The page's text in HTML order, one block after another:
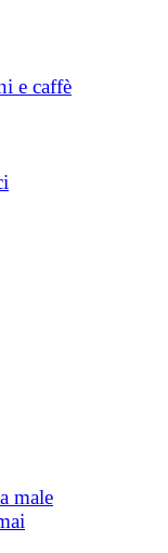
e caffè
male